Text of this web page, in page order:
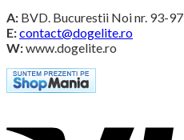
A: BVD. Bucurestii Noi nr. 93-97
E:contact@dogelite.ro
W:www.dogelite.ro